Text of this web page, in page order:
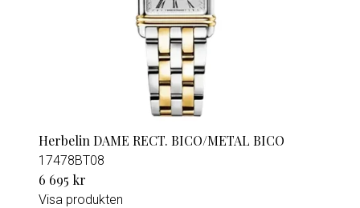
Herbelin DAME RECT. BICO/METAL BICO
17478BT08
6 695 kr
Visa produkten